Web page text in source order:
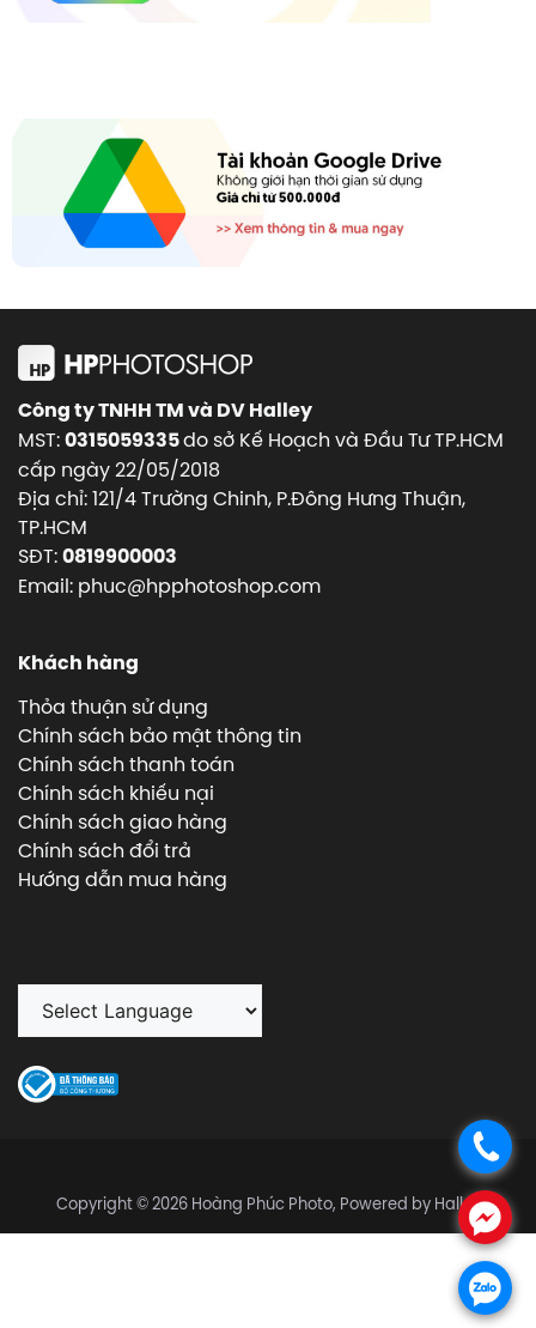
.
.
.
Công ty TNHH TM và DV Halley
MST:0315059335do sở Kế Hoạch và Đầu Tư TP.HCM
cấp ngày 22/05/2018
Địa chỉ: 121/4 Trường Chinh, P.Đông Hưng Thuận,
TP.HCM
SĐT:0819900003
Email: phuc@hpphotoshop.com
Khách hàng
Thỏa thuận sử dụng
Chính sách bảo mật thông tin
Chính sách thanh toán
Chính sách khiếu nại
Chính sách giao hàng
Chính sách đổi trả
Hướng dẫn mua hàng
Copyright © 2026 Hoàng Phúc Photo, Powered by Halley